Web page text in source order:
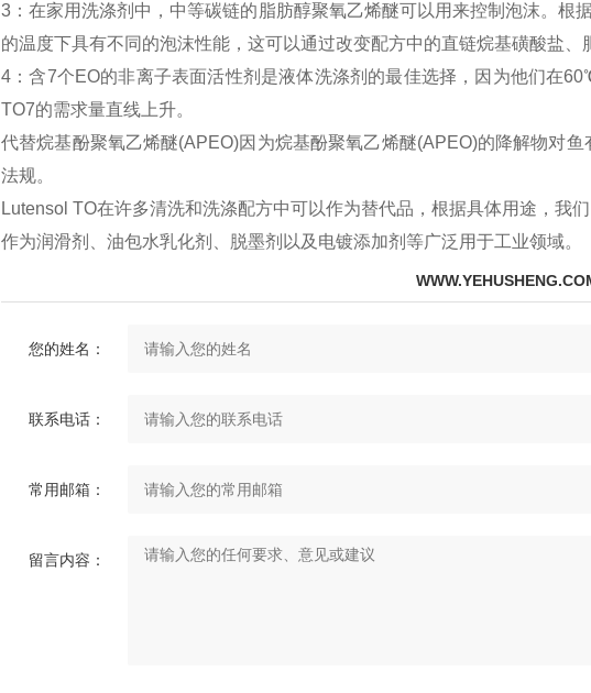
3：在家用洗涤剂中，中等碳链的脂肪醇聚氧乙烯醚可以用来控制泡沫。根
的温度下具有不同的泡沫性能，这可以通过改变配方中的直链烷基磺酸盐
4：含7个EO的非离子表面活性剂是液体洗涤剂的最佳选择，因为他们在
TO7的需求量直线上升。
代替烷基酚聚氧乙烯醚(APEO)因为烷基酚聚氧乙烯醚(APEO)的降解物对
法规。
Lutensol TO在许多清洗和洗涤配方中可以作为替代品，根据具体用途，我
作为润滑剂、油包水乳化剂、脱墨剂以及电镀添加剂等广泛用于工业领域。
您的姓名：
联系电话：
常用邮箱：
留言内容：